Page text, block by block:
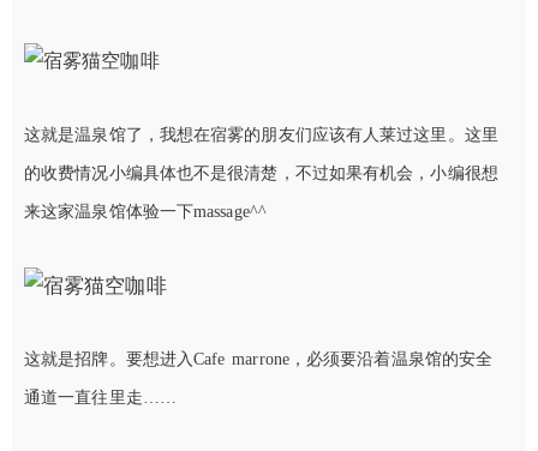
这就是温泉馆了，我想在宿雾的朋友们应该有人莱过这里。这里
的收费情况小编具体也不是很清楚，不过如果有机会，小编很想
来这家温泉馆体验一下massage^^
这就是招牌。要想进入Cafe marrone，必须要沿着温泉馆的安全
通道一直往里走……